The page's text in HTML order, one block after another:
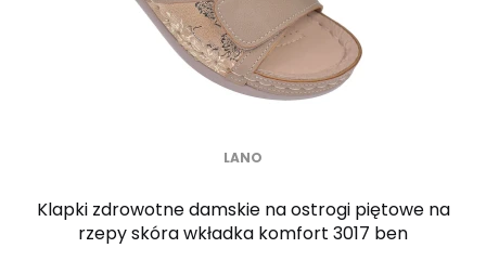
LANO
Klapki zdrowotne damskie na ostrogi piętowe na
rzepy skóra wkładka komfort 3017 ben